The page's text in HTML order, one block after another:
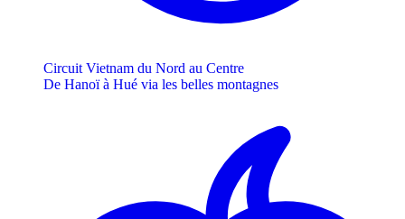
Circuit Vietnam du Nord au Centre
De Hanoï à Hué via les belles montagnes